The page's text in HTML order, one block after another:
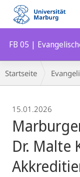
Mobile-
Navigation
FB 05 |
Breadcrumb-
Navigation
Startseite
15.01.2026
Dr. Malte